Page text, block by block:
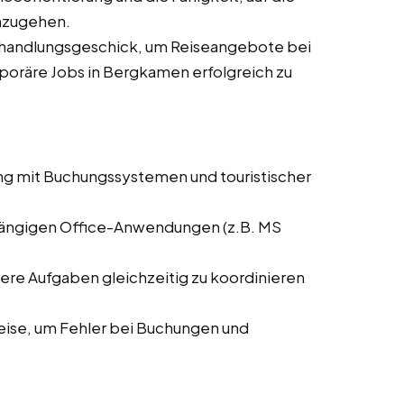
um Reiseangebote bei
Jobs in Bergkamen erfolgreich zu
mit Buchungssystemen und touristischer
Office-Anwendungen (z.B. MS
Aufgaben gleichzeitig zu koordinieren
um Fehler bei Buchungen und